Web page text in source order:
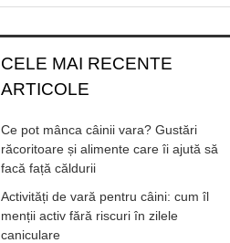
CELE MAI RECENTE
ARTICOLE
Ce pot mânca câinii vara? Gustări
răcoritoare și alimente care îi ajută să
facă față căldurii
Activități de vară pentru câini: cum îl
menții activ fără riscuri în zilele
caniculare